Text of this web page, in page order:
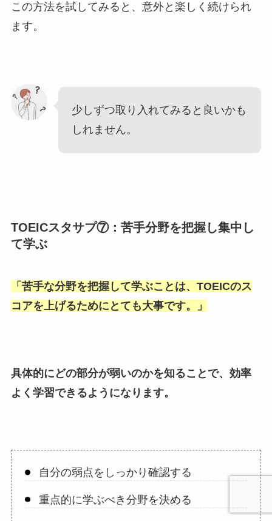
この方法を試してみると、意外と楽しく続けられ
ます。
少しずつ取り入れてみると良いかも
しれません。
TOEICスタサプ⑦：苦手分野を把握し集中し
て学ぶ
「 苦手な分野を把握して学ぶことは、TOEICのス
コアを上げるためにとても大事です。
」
具体的にどの部分が弱いのかを知ることで、効率
よく学習できるようになります。
自分の弱点をしっかり確認する
重点的に学ぶべき分野を決める